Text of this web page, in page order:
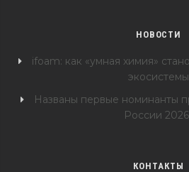
НОВОСТИ
ifoam: как «умная химия»
экосистемы
Названы первые номинанты
России
КОНТАКТЫ